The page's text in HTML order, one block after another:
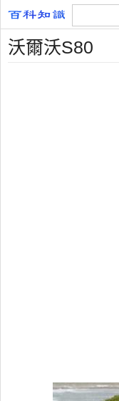
沃爾沃S80